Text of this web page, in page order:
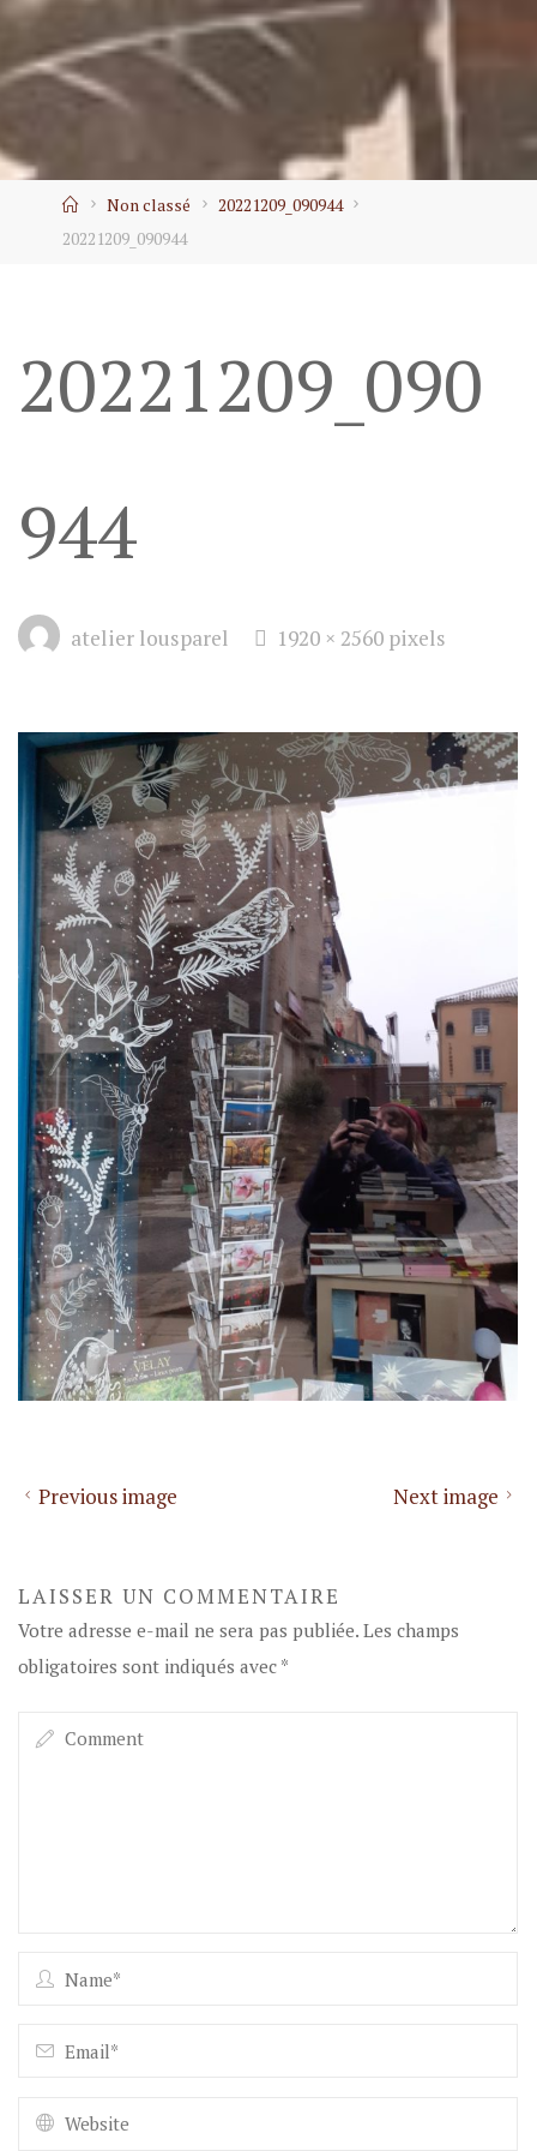
Home
Non classé
20221209_090944
20221209_090944
20221209_090
944
atelier lousparel
Full1920 × 2560 pixels
Previous image Next image
LAISSER UN COMMENTAIRE
Votre adresse e-mail ne sera pas publiée. Les champs
obligatoires sont indiqués avec *